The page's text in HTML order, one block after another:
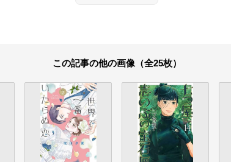
この記事の他の画像（全25枚）